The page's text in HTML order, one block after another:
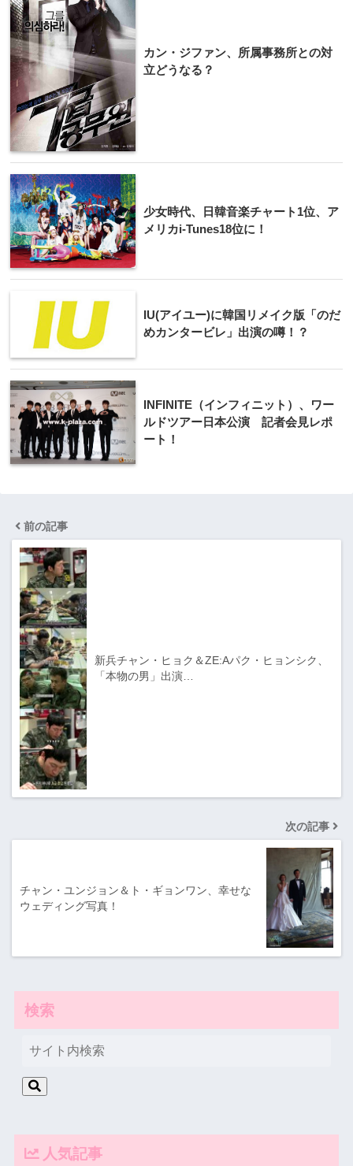
カン・ジファン、所属事務所との対
立どうなる？
少女時代、日韓音楽チャート1位、ア
メリカi-Tunes18位に！
IU(アイユー)に韓国リメイク版「のだ
めカンタービレ」出演の噂！？
INFINITE（インフィニット）、ワー
ルドツアー日本公演 記者会見レポ
ート！
前の記事
新兵チャン・ヒョク＆ZE:Aパク・ヒョンシク、
「本物の男」出演…
次の記事
チャン・ユンジョン＆ト・ギョンワン、幸せな
ウェディング写真！
検索
人気記事